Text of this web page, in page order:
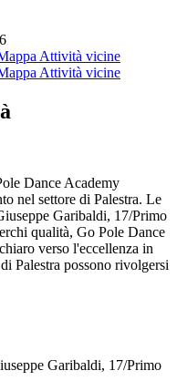
Attività vicine
Attività vicine
Dance Academy
nel settore di Palestra. Le
Garibaldi, 17/Primo
qualità, Go Pole Dance
verso l'eccellenza in
Palestra possono rivolgersi
Garibaldi, 17/Primo